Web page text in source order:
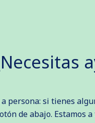
persona: si tienes
de abajo. Estamos